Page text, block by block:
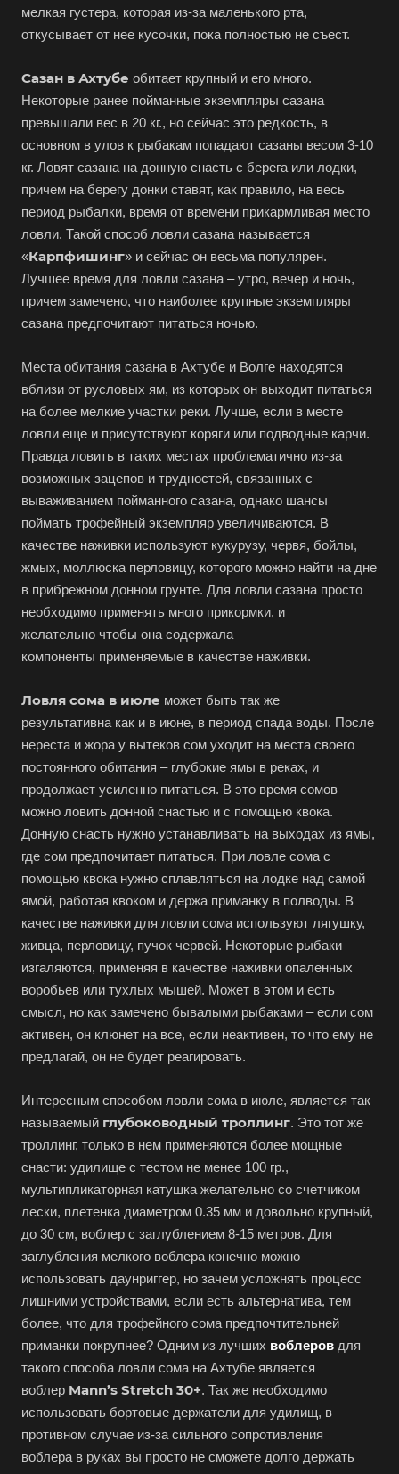
мелкая густера, которая из-за маленького рта,
откусывает от нее кусочки, пока полностью не съест.
Сазан в Ахтубе обитает крупный и его много.
Некоторые ранее пойманные экземпляры сазана
превышали вес в 20 кг., но сейчас это редкость, в
основном в улов к рыбакам попадают сазаны весом 3-10
кг. Ловят сазана на донную снасть с берега или лодки,
причем на берегу донки ставят, как правило, на весь
период рыбалки, время от времени прикармливая место
ловли. Такой способ ловли сазана называется
«Карпфишинг» и сейчас он весьма популярен.
Лучшее время для ловли сазана – утро, вечер и ночь,
причем замечено, что наиболее крупные экземпляры
сазана предпочитают питаться ночью.
Места обитания сазана в Ахтубе и Волге находятся
вблизи от русловых ям, из которых он выходит питаться
на более мелкие участки реки. Лучше, если в месте
ловли еще и присутствуют коряги или подводные карчи.
Правда ловить в таких местах проблематично из-за
возможных зацепов и трудностей, связанных с
вываживанием пойманного сазана, однако шансы
поймать трофейный экземпляр увеличиваются. В
качестве наживки используют кукурузу, червя, бойлы,
жмых, моллюска перловицу, которого можно найти на дне
в прибрежном донном грунте. Для ловли сазана просто
необходимо применять много прикормки, и
желательно чтобы она содержала
компоненты применяемые в качестве наживки.
Ловля сома в июле может быть так же
результативна как и в июне, в период спада воды. После
нереста и жора у вытеков сом уходит на места своего
постоянного обитания – глубокие ямы в реках, и
продолжает усиленно питаться. В это время сомов
можно ловить донной снастью и с помощью квока.
Донную снасть нужно устанавливать на выходах из ямы,
где сом предпочитает питаться. При ловле сома с
помощью квока нужно сплавляться на лодке над самой
ямой, работая квоком и держа приманку в полводы. В
качестве наживки для ловли сома используют лягушку,
живца, перловицу, пучок червей. Некоторые рыбаки
изгаляются, применяя в качестве наживки опаленных
воробьев или тухлых мышей. Может в этом и есть
смысл, но как замечено бывалыми рыбаками – если сом
активен, он клюнет на все, если неактивен, то что ему не
предлагай, он не будет реагировать.
Интересным способом ловли сома в июле, является так
называемый глубоководный троллинг. Это тот же
троллинг, только в нем применяются более мощные
снасти: удилище с тестом не менее 100 гр.,
мультипликаторная катушка желательно со счетчиком
лески, плетенка диаметром 0.35 мм и довольно крупный,
до 30 см, воблер с заглублением 8-15 метров. Для
заглубления мелкого воблера конечно можно
использовать даунриггер, но зачем усложнять процесс
лишними устройствами, если есть альтернатива, тем
более, что для трофейного сома предпочтительней
приманки покрупнее? Одним из лучших воблеров для
такого способа ловли сома на Ахтубе является
воблер Mann’s Stretch 30+. Так же необходимо
использовать бортовые держатели для удилищ, в
противном случае из-за сильного сопротивления
воблера в руках вы просто не сможете долго держать